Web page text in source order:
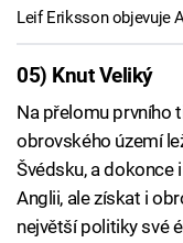
Leif Eriksson objevuje
05) Knut Veliký
Na přelomu prvního
obrovského území
Švédsku, a dokonce
Anglii, ale získat i
největší politiky své